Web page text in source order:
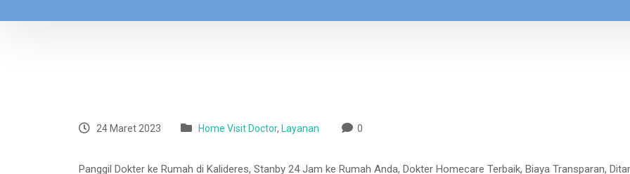
24 Maret 2023 Home Visit Doctor, Layanan 0
Panggil Dokter ke Rumah di Kalideres, Stanby 24 Jam ke Rumah Anda, Dokter Homecare Terbaik, Biaya Transparan,